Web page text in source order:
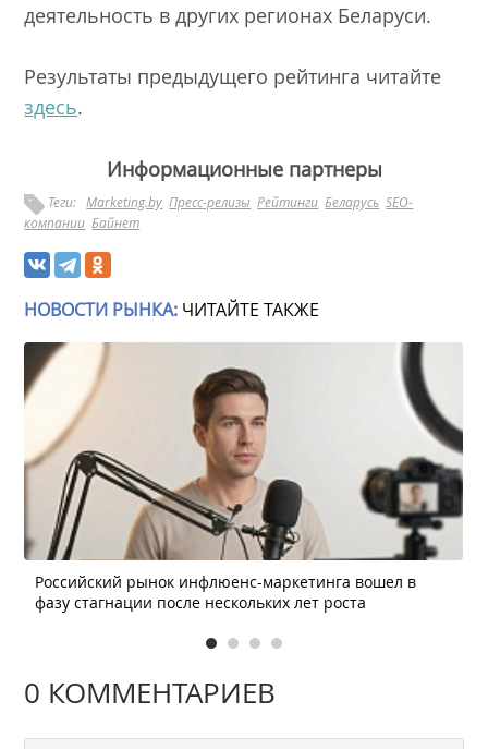
деятельность в других регионах Беларуси.
Результаты предыдущего рейтинга читайте
здесь.
Информационные партнеры
Теги: Marketing.by Пресс-релизы Рейтинги Беларусь SEO-
компании Байнет
НОВОСТИ РЫНКА: ЧИТАЙТЕ ТАКЖЕ
Российский рынок инфлюенс-маркетинга вошел в
фазу стагнации после нескольких лет роста
0 КОММЕНТАРИЕВ